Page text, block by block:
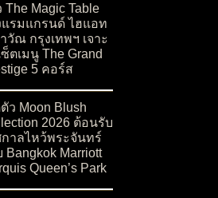
The Magic Table
แรมแกรนด์ ไฮแอท
าวัณ กรุงเทพฯ เจาะ
ซ็ตเมนู The Grand
5 คอร์ส
ตัว Moon Blush
2026 ต้อนรับ
กาลไหว้พระจันทร์
Bangkok Marriott
Queen’s Park